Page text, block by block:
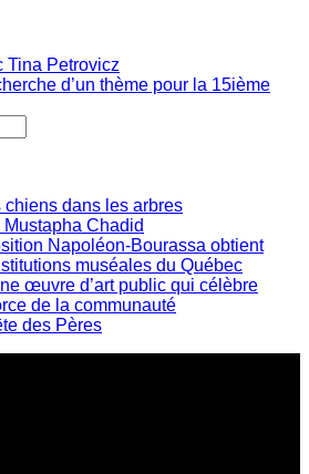
Tina Petrovicz
d’un thème pour la 15ième
chiens dans les arbres
Chadid
Napoléon-Bourassa obtient
muséales du Québec
œuvre d’art public qui célèbre
de la communauté
des Pères